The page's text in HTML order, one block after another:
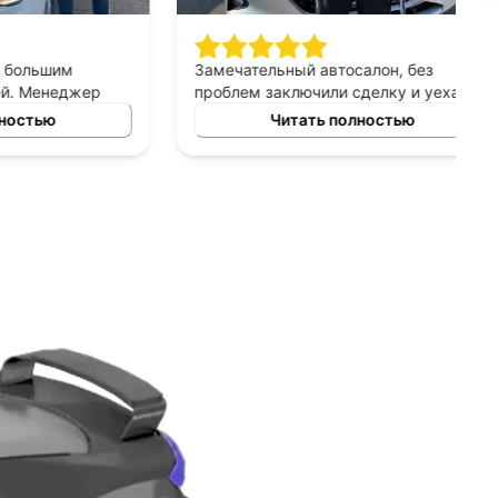
авто
Замечательный автосалон, без
проблем заключили сделку и уехали в
этот же день на новой машине.
Рекомендую!
Читать полностью